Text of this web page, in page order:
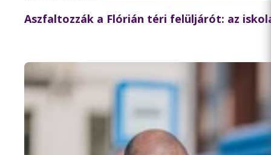
Aszfaltozzák a Flórián téri felüljárót: az